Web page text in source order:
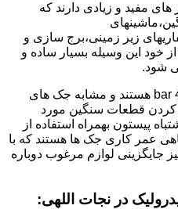
مفید و زیادی دارند که
زیر زمینی،برج سازی و
خود این وسیله بسیار ساده و
شود.
جکهای زیر دارای فشار کاری 400 bar هستند و مشابه جک های
کردن قطعات سنگین مورد
پیستون بهمراه استفاده از
عمر کاری جک ها هستند که با
جایگزینی لوازم مرغوب دوباره
در نجات اللهی: